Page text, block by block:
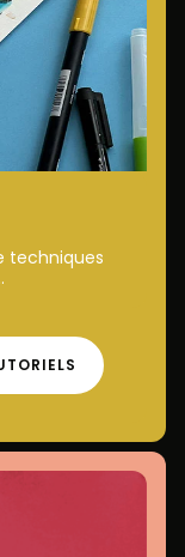
techniques